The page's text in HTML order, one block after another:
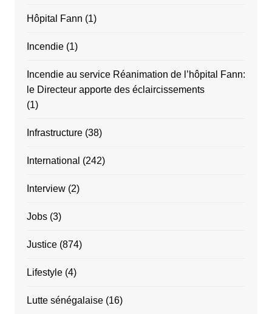
Hôpital Fann (1)
Incendie(1)
Incendie au service Réanimation de l’hôpital Fann:
le Directeur apporte des éclaircissements
(1)
Infrastructure(38)
International (242)
Interview(2)
Jobs(3)
Justice(874)
Lifestyle(4)
Lutte sénégalaise(16)